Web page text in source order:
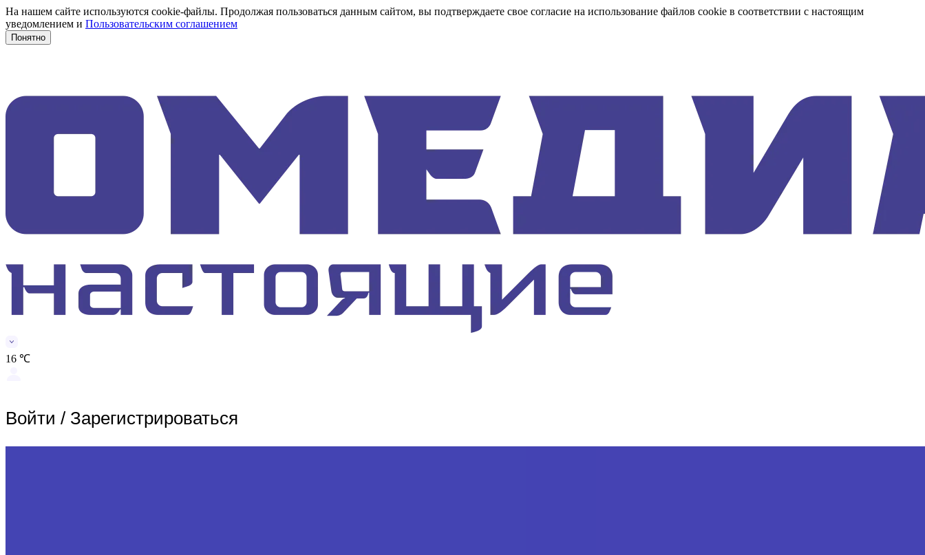
На нашем сайте используются cookie-файлы. Продолжая пользоваться данным сайтом, вы подтверждаете свое согласие на использование файлов cookie в соответствии с настоящим
уведомлением и Пользовательским соглашением
Понятно
16 ℃
Войти / Зарегистрироваться